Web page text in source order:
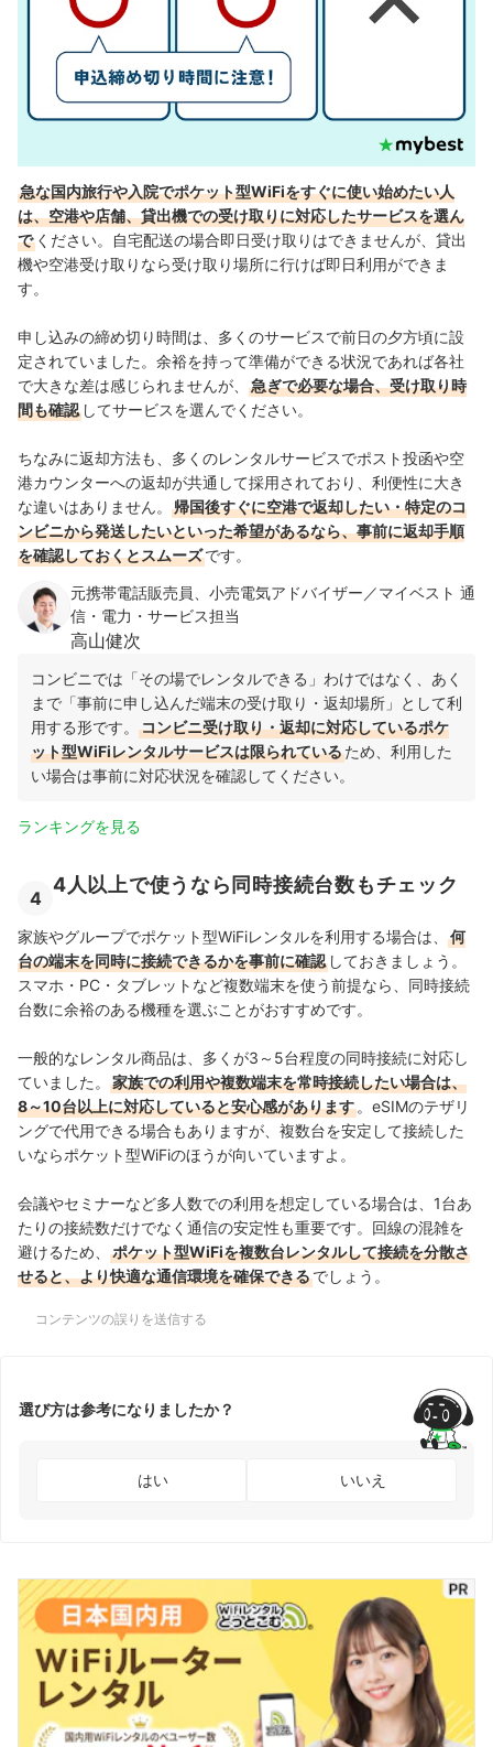
急な国内旅行や入院でポケット型WiFiをすぐに使い始めたい人
は、空港や店舗、貸出機での受け取りに対応したサービスを選ん
で ください。自宅配送の場合即日受け取りはできませんが、貸出
機や空港受け取りなら受け取り場所に行けば即日利用ができま
す。
申し込みの締め切り時間は、多くのサービスで前日の夕方頃に設
定されていました。余裕を持って準備ができる状況であれば各社
で大きな差は感じられませんが、
急ぎで必要な場合、受け取り時
間も確認 してサービスを選んでください。
ちなみに返却方法も、多くのレンタルサービスでポスト投函や空
港カウンターへの返却が共通して採用されており、利便性に大き
な違いはありません。
帰国後すぐに空港で返却したい・特定のコ
ンビニから発送したいといった希望があるなら、事前に返却手順
を確認しておくとスムーズです。
元携帯電話販売員、小売電気アドバイザー／マイベスト 通
信・電力・サービス担当
高山健次
コンビニでは「その場でレンタルできる」わけではなく、あく
まで「事前に申し込んだ端末の受け取り・返却場所」として利
用する形です。
コンビニ受け取り・返却に対応しているポケ
ット型WiFiレンタルサービスは限られているため、利用した
い場合は事前に対応状況を確認してください。
ランキングを見る
4
4人以上で使うなら同時接続台数もチェック
家族やグループでポケット型WiFiレンタルを利用する場合は、
何
台の端末を同時に接続できるかを事前に確認 しておきましょう。
スマホ・PC・タブレットなど複数端末を使う前提なら、同時接続
台数に余裕のある機種を選ぶことがおすすめです。
一般的なレンタル商品は、多くが3～5台程度の同時接続に対応し
ていました。
家族での利用や複数端末を常時接続したい場合は、
8～10台以上に対応していると安心感があります 。eSIMのテザリ
ングで代用できる場合もありますが、複数台を安定して接続した
いならポケット型WiFiのほうが向いていますよ。
会議やセミナーなど多人数での利用を想定している場合は、1台あ
たりの接続数だけでなく通信の安定性も重要です。回線の混雑を
避けるため、
ポケット型WiFiを複数台レンタルして接続を分散さ
せると、より快適な通信環境を確保できるでしょう。
コンテンツの誤りを送信する
選び方は参考になりましたか？
はい いいえ